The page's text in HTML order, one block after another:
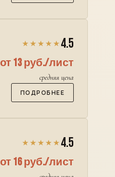
★★★★★ 4.5
от 13 руб./лист
средняя цена
ПОДРОБНЕЕ
★★★★★ 4.5
от 16 руб./лист